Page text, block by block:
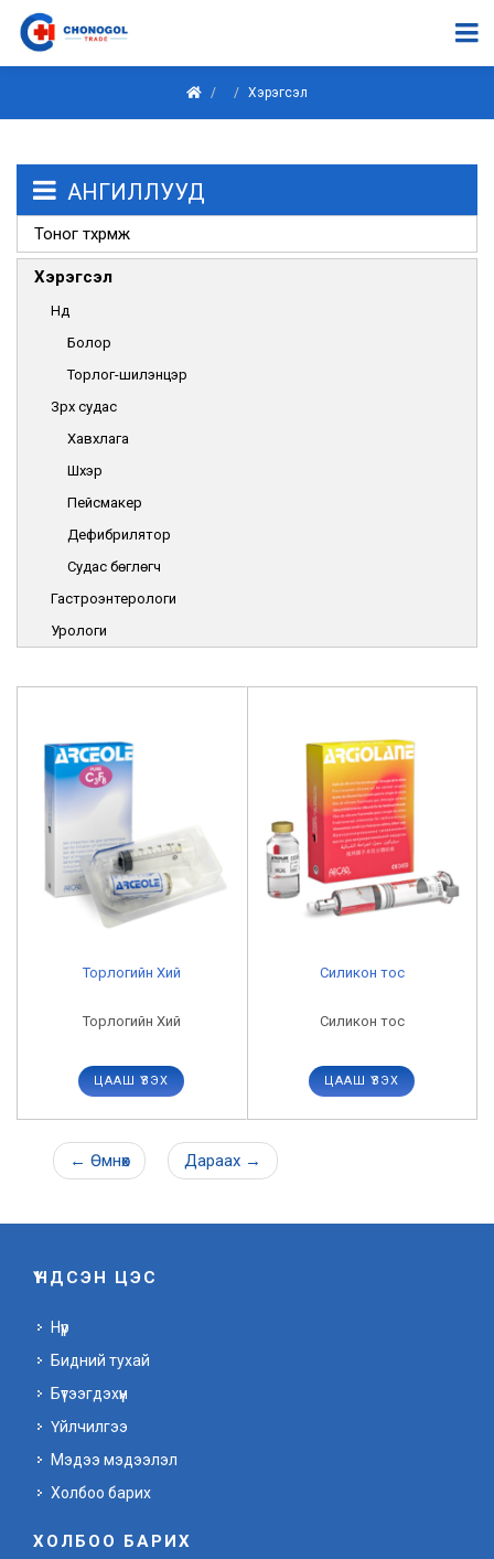
Хэрэгсэл
АНГИЛЛУУД
Тоног төхөөрөмж
Хэрэгсэл
Нүд
Болор
Торлог-шилэнцэр
Зүрх судас
Хавхлага
Шүхэр
Пейсмакер
Дефибрилятор
Судас бөглөгч
Гастроэнтерологи
Урологи
Торлогийн Хий
Торлогийн Хий
ЦААШ ҮЗЭХ
Силикон тос
Силикон тос
ЦААШ ҮЗЭХ
← Өмнөх Дараах →
ҮНДСЭН ЦЭС
Нүүр
Бидний тухай
Бүтээгдэхүүн
Үйлчилгээ
Мэдээ мэдээлэл
Холбоо барих
ХОЛБОО БАРИХ